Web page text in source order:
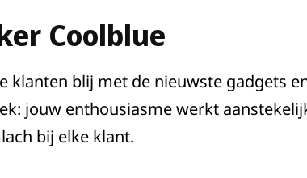
Coolblue
klanten blij met de nieuwste gadgets
jouw enthousiasme werkt
bij elke klant.